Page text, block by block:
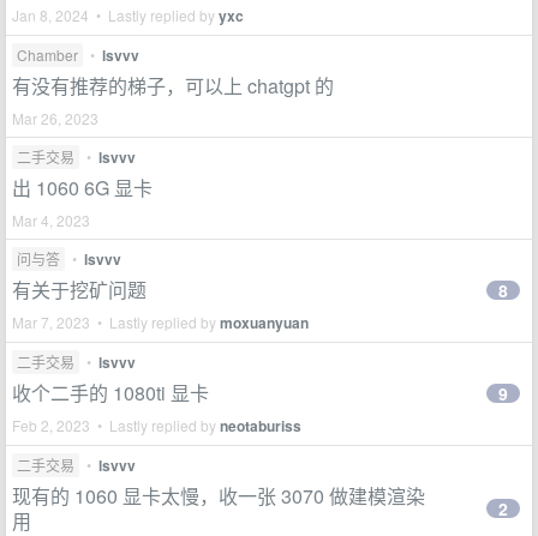
Jan 8, 2024 • Lastly replied byyxc
Chamber • lsvvv
有没有推荐的梯子，可以上 chatgpt 的
Mar 26, 2023
二手交易
• lsvvv
出 1060 6G 显卡
Mar 4, 2023
问与答
• lsvvv
有关于挖矿问题
Mar 7, 2023 • Lastly replied bymoxuanyuan
8
二手交易 • lsvvv
收个二手的 1080ti 显卡
Feb 2, 2023 • Lastly replied byneotaburiss
9
二手交易 • lsvvv
现有的 1060 显卡太慢，收一张 3070 做建模渲染
用
2